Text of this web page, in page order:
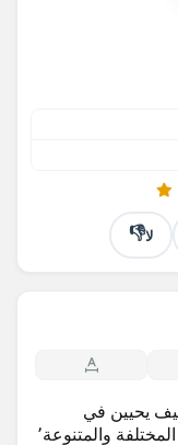
لا👎
يحيين في
ظروف صعبة ويتفاعلن مع تلك الحيوات المختلفة والمتنوعة٬